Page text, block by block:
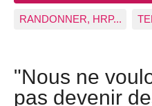
RANDONNER, HRP...
"Nous ne
pas devenir